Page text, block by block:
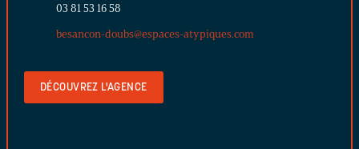
03 81 53 16 58
besancon-doubs@espaces-atypiques.com
DÉCOUVREZ L'AGENCE